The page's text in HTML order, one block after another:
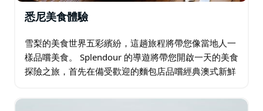
悉尼美食體驗
雪梨的美食世界五彩繽紛，這趟旅程將帶您像當地人一
樣品嚐美食。 Splendour 的導遊將帶您開啟一天的美食
探險之旅，首先在備受歡迎的麵包店品嚐經典澳式新鮮
嚐雪梨岩牡蠣…